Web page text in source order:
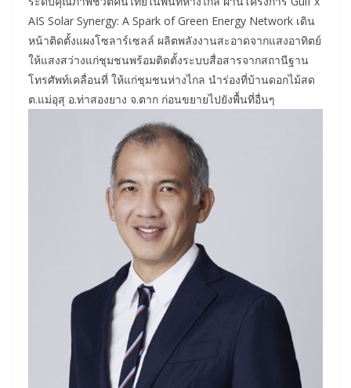
AIS Solar Synergy: A Spark of Green Energy Network เดิน
หน้าติดตั้งแผงโซลาร์เซลล์ ผลิตพลังงานสะอาดจากแสงอาทิตย์
ให้แสงสว่างแก่ชุมชนพร้อมติดตั้งระบบสื่อสารจากสถานีฐาน
โทรศัพท์เคลื่อนที่ ให้แก่ชุมชนห่างไกล นำร่องที่บ้านดอกไม้สด
ต.แม่อุสุ อ.ท่าสองยาง จ.ตาก ก่อนขยายไปยังพื้นที่อื่นๆ